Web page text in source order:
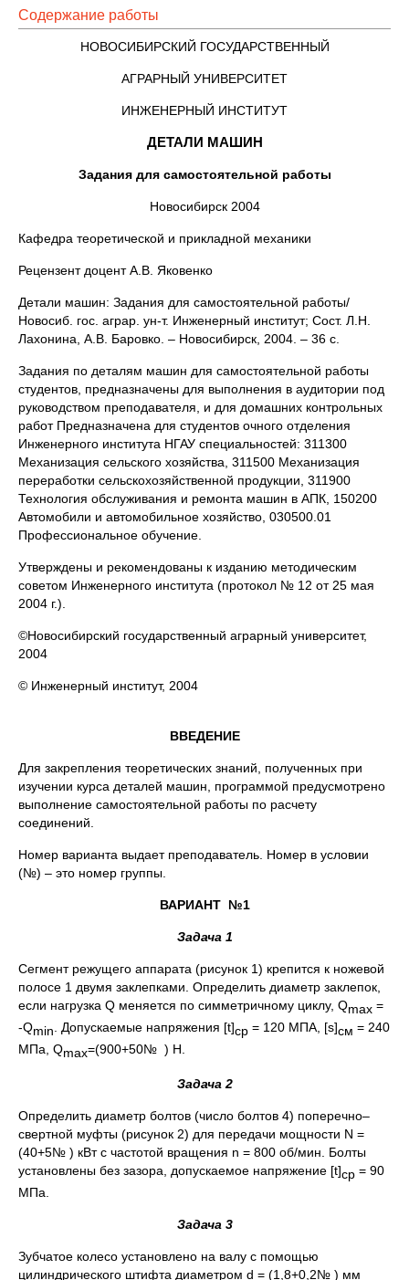
Содержание работы
НОВОСИБИРСКИЙ ГОСУДАРСТВЕННЫЙ
АГРАРНЫЙ УНИВЕРСИТЕТ
ИНЖЕНЕРНЫЙ ИНСТИТУТ
ДЕТАЛИ МАШИН
Задания для самостоятельной работы
Новосибирск 2004
Кафедра теоретической и прикладной механики
Рецензент доцент А.В. Яковенко
Детали машин: Задания для самостоятельной работы/
Новосиб. гос. аграр. ун-т. Инженерный институт; Сост. Л.Н.
Лахонина, А.В. Баровко. – Новосибирск, 2004. – 36 с.
Задания по деталям машин для самостоятельной работы
студентов, предназначены для выполнения в аудитории под
руководством преподавателя, и для домашних контрольных
работ Предназначена для студентов очного отделения
Инженерного института НГАУ специальностей: 311300
Механизация сельского хозяйства, 311500 Механизация
переработки сельскохозяйственной продукции, 311900
Технология обслуживания и ремонта машин в АПК, 150200
Автомобили и автомобильное хозяйство, 030500.01
Профессиональное обучение.
Утверждены и рекомендованы к изданию методическим
советом Инженерного института (протокол № 12 от 25 мая
2004 г.).
©Новосибирский государственный аграрный университет,
2004
© Инженерный институт, 2004
ВВЕДЕНИЕ
Для закрепления теоретических знаний, полученных при
изучении курса деталей машин, программой предусмотрено
выполнение самостоятельной работы по расчету
соединений.
Номер варианта выдает преподаватель. Номер в условии
(№) – это номер группы.
ВАРИАНТ №1
Задача 1
Сегмент режущего аппарата (рисунок 1) крепится к ножевой
полосе 1 двумя заклепками. Определить диаметр заклепок,
если нагрузка Q меняется по симметричному циклу, Qmax =
-Qmin . Допускаемые напряжения [t]ср = 120 МПА, [s]см = 240
МПа, Qmax=(900+50№ ) Н.
Задача 2
Определить диаметр болтов (число болтов 4) поперечно–
свертной муфты (рисунок 2) для передачи мощности N =
(40+5№ ) кВт с частотой вращения n = 800 об/мин. Болты
установлены без зазора, допускаемое напряжение [t]ср = 90
МПа.
Задача 3
Зубчатое колесо установлено на валу с помощью
цилиндрического штифта диаметром d = (1,8+0,2№ ) мм